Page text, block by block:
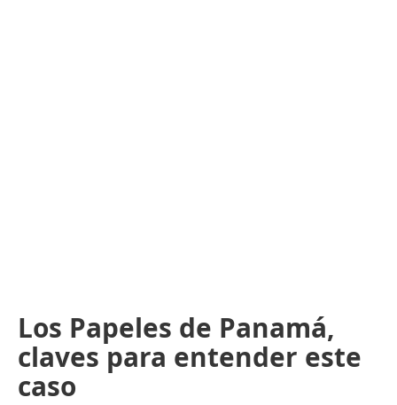
Los Papeles de Panamá,
claves para entender este
caso